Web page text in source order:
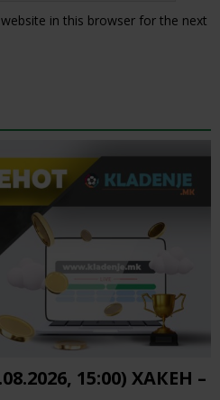
in this browser for the next
15:00) ХАКЕН –